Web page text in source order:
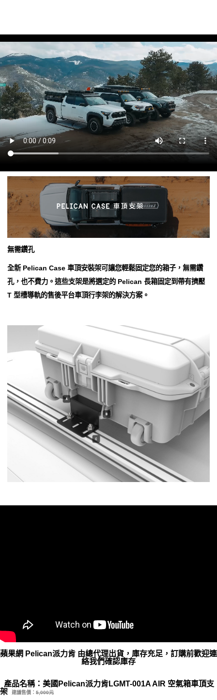
無需鑽孔
全新 Pelican Case 車頂安裝架可讓您輕鬆固定您的箱子，無需鑽
孔，也不費力。這些支架是將選定的 Pelican 長箱固定到帶有擠壓
T 型槽導軌的售後平台車頂行李架的解決方案。
蘋果網 Pelican派力肯 由總代理出貨，庫存充足，訂購前歡迎連
絡我們確認庫存
產品名稱：美國Pelican派力肯LGMT-001A AIR 空氣箱車頂支
架
建議售價： 5,000元